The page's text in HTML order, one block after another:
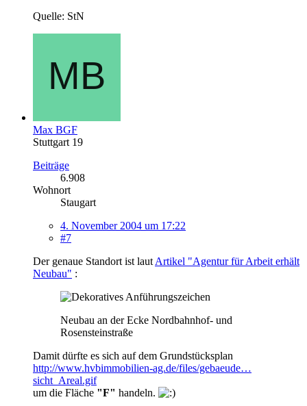
Quelle: StN
Max BGF
Stuttgart 19
Beiträge
6.908
Wohnort
Staugart
4. November 2004 um 17:22
#7
Der genaue Standort ist laut Artikel "Agentur für Arbeit erhält
Neubau" :
Neubau an der Ecke Nordbahnhof- und
Rosensteinstraße
Damit dürfte es sich auf dem Grundstücksplan
http://www.hvbimmobilien-ag.de/files/gebaeude…
sicht_Areal.gif
um die Fläche "F" handeln.